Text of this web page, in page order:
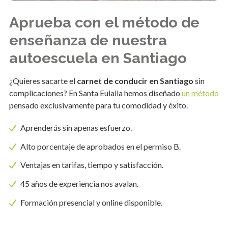
Aprueba con el método de
enseñanza de nuestra
autoescuela en Santiago
¿Quieres sacarte el carnet de conducir en Santiago sin
complicaciones? En Santa Eulalia hemos diseñado un método
pensado exclusivamente para tu comodidad y éxito.
Aprenderás sin apenas esfuerzo.
Alto porcentaje de aprobados en el permiso B.
Ventajas en tarifas, tiempo y satisfacción.
45 años de experiencia nos avalan.
Formación presencial y online disponible.